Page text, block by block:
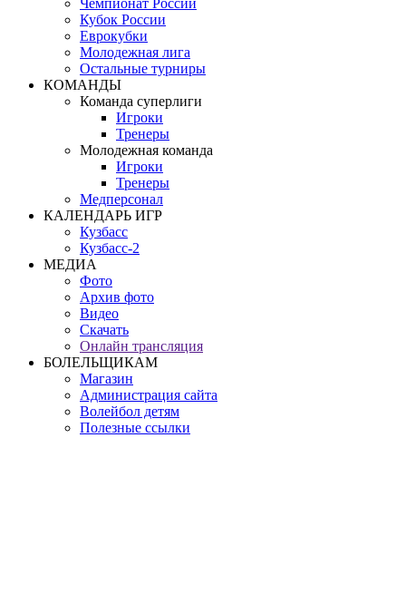
Чемпионат России
Кубок России
Еврокубки
Молодежная лига
Остальные турниры
КОМАНДЫ
Команда суперлиги
Игроки
Тренеры
Молодежная команда
Игроки
Тренеры
Медперсонал
КАЛЕНДАРЬ ИГР
Кузбасс
Кузбасс-2
МЕДИА
Фото
Архив фото
Видео
Скачать
Онлайн трансляция
БОЛЕЛЬЩИКАМ
Магазин
Администрация сайта
Волейбол детям
Полезные ссылки